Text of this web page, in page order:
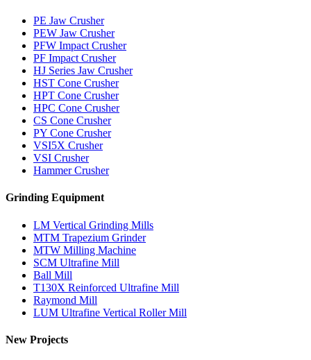
PE Jaw Crusher
PEW Jaw Crusher
PFW Impact Crusher
PF Impact Crusher
HJ Series Jaw Crusher
HST Cone Crusher
HPT Cone Crusher
HPC Cone Crusher
CS Cone Crusher
PY Cone Crusher
VSI5X Crusher
VSI Crusher
Hammer Crusher
Grinding Equipment
LM Vertical Grinding Mills
MTM Trapezium Grinder
MTW Milling Machine
SCM Ultrafine Mill
Ball Mill
T130X Reinforced Ultrafine Mill
Raymond Mill
LUM Ultrafine Vertical Roller Mill
New Projects